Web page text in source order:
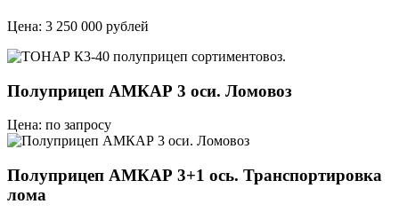
Цена: 3 250 000 рублей
Полуприцеп АМКАР 3 оси. Ломовоз
Цена: по запросу
Полуприцеп АМКАР 3+1 ось. Транспортировка
лома